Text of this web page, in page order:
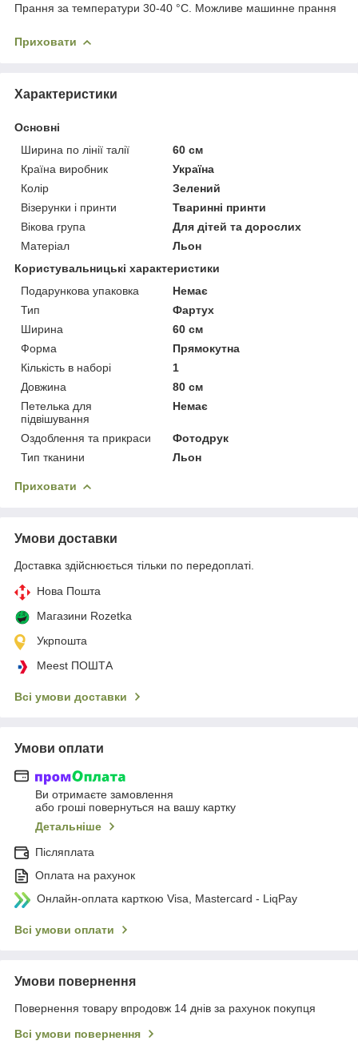
Прання за температури 30-40 °C. Можливе машинне прання
Приховати
Характеристики
Основні
Ширина по лінії талії
60 см
Країна виробник
Україна
Колір
Зелений
Візерунки і принти
Тваринні принти
Вікова група
Для дітей та дорослих
Матеріал
Льон
Користувальницькі характеристики
Подарункова упаковка
Немає
Тип
Фартух
Ширина
60 см
Форма
Прямокутна
Кількість в наборі
1
Довжина
80 см
Петелька для
підвішування
Немає
Оздоблення та прикраси
Фотодрук
Тип тканини
Льон
Приховати
Умови доставки
Доставка здійснюється тільки по передоплаті.
Нова Пошта
Магазини Rozetka
Укрпошта
Meest ПОШТА
Всі умови доставки
Умови оплати
Ви отримаєте замовлення
або гроші повернуться на вашу картку
Детальніше
Післяплата
Оплата на рахунок
Онлайн-оплата карткою Visa, Mastercard - LiqPay
Всі умови оплати
Умови повернення
Повернення товару впродовж 14 днів за рахунок покупця
Всі умови повернення